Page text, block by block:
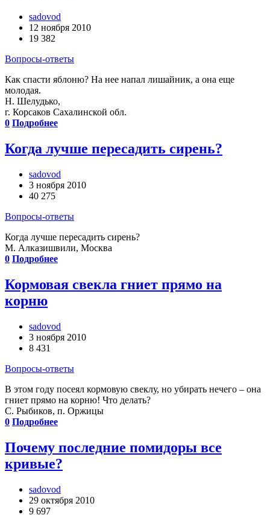
sadovod
12 ноября 2010
19 382
Вопросы-ответы
Как спасти яблоню? На нее напал лишайник, а она еще
молодая.
Н. Шелудько,
г. Корсаков Сахалинской обл.
0 Подробнее
Когда лучше пересадить сирень?
sadovod
3 ноября 2010
40 275
Вопросы-ответы
Когда лучше пересадить сирень?
М. Алказишвили, Москва
0 Подробнее
Кормовая свекла гниет прямо на
корню
sadovod
3 ноября 2010
8 431
Вопросы-ответы
В этом году посеял кормовую свеклу, но убирать нечего – она
гниет прямо на корню! Что делать?
С. Рыбиков, п. Оржицы
0 Подробнее
Почему последние помидоры все
кривые?
sadovod
29 октября 2010
9 697